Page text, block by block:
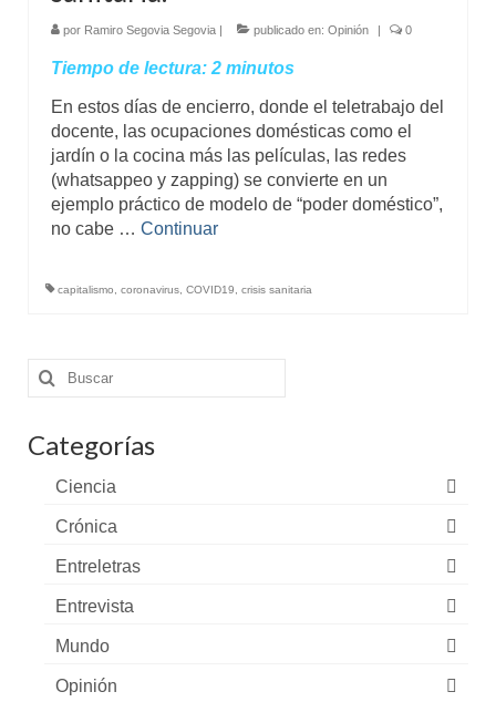
por Ramiro Segovia Segovia | publicado en: Opinión | 0
Tiempo de lectura: 2 minutos
En estos días de encierro, donde el teletrabajo del
docente, las ocupaciones domésticas como el
jardín o la cocina más las películas, las redes
(whatsappeo y zapping) se convierte en un
ejemplo práctico de modelo de “poder doméstico”,
no cabe … Continuar
capitalismo coronavirus COVID19 crisis sanitaria
Buscar
por:
Categorías
Ciencia
Crónica
Entreletras
Entrevista
Mundo
Opinión